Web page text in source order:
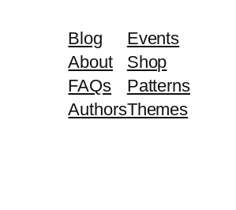
Blog
About
FAQs
Authors
Events
Shop
Patterns
Themes